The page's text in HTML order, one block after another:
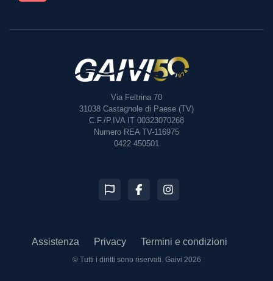
Via Feltrina 70
31038 Castagnole di Paese (TV)
C.F./P.IVA IT 00323070268
Numero REA TV-116975
0422 450501
Assistenza Privacy Termini e condizioni
© Tutti i diritti sono riservati. Gaivi 2026